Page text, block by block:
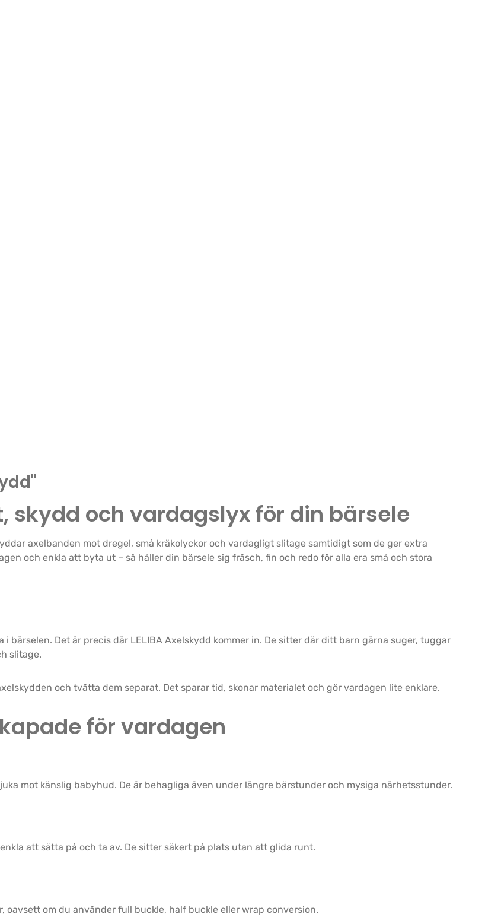
skydd och vardagslyx för din bärsele
axelbanden mot dregel, små kräkolyckor och vardagligt slitage samtidigt som de ger extra
och enkla att byta ut – så håller din bärsele sig fräsch, fin och redo för alla era små och stora
bärselen. Det är precis där LELIBA Axelskydd kommer in. De sitter där ditt barn gärna suger, tuggar
slitage.
och tvätta dem separat. Det sparar tid, skonar materialet och gör vardagen lite enklare.
för vardagen
mot känslig babyhud. De är behagliga även under längre bärstunder och mysiga närhetsstunder.
att sätta på och ta av. De sitter säkert på plats utan att glida runt.
oavsett om du använder full buckle, half buckle eller wrap conversion.